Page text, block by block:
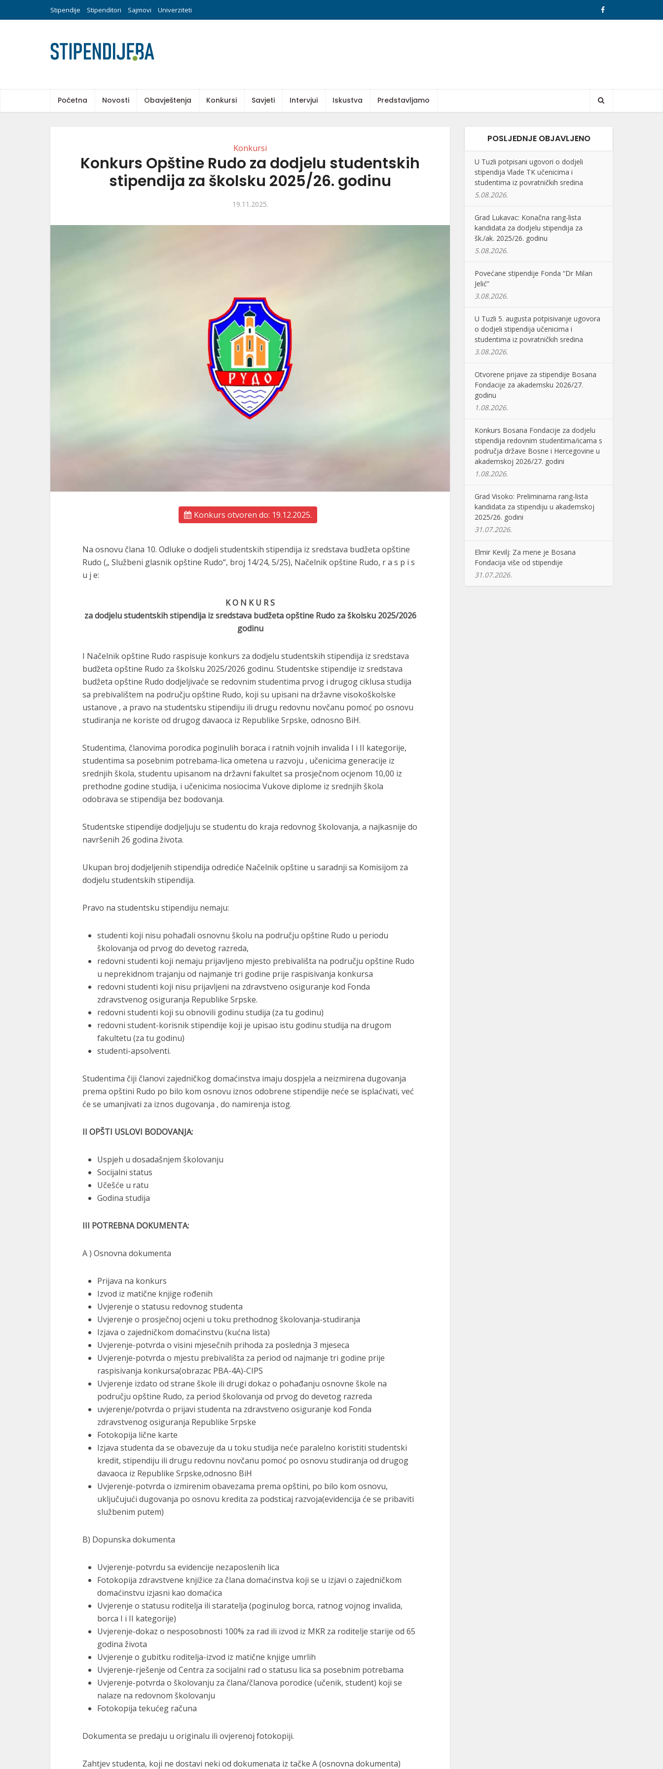
Stipendije Stipenditori Sajmovi Univerziteti
Početna Novosti Obavještenja Konkursi Savjeti Intervjui Iskustva Predstavljamo
Konkursi
Konkurs Opštine Rudo za dodjelu studentskih
stipendija za školsku 2025/26. godinu
19.11.2025.
Konkurs otvoren do: 19.12.2025.
Na osnovu člana 10. Odluke o dodjeli studentskih stipendija iz sredstava budžeta opštine
Rudo („ Službeni glasnik opštine Rudo“, broj 14/24, 5/25), Načelnik opštine Rudo, r a s p i s
u j e:
K O N K U R S
za dodjelu studentskih stipendija iz sredstava budžeta opštine Rudo za školsku 2025/2026
godinu
I Načelnik opštine Rudo raspisuje konkurs za dodjelu studentskih stipendija iz sredstava
budžeta opštine Rudo za školsku 2025/2026 godinu. Studentske stipendije iz sredstava
budžeta opštine Rudo dodjeljivaće se redovnim studentima prvog i drugog ciklusa studija
sa prebivalištem na području opštine Rudo, koji su upisani na državne visokoškolske
ustanove , a pravo na studentsku stipendiju ili drugu redovnu novčanu pomoć po osnovu
studiranja ne koriste od drugog davaoca iz Republike Srpske, odnosno BiH.
Studentima, članovima porodica poginulih boraca i ratnih vojnih invalida I i II kategorije,
studentima sa posebnim potrebama-lica ometena u razvoju , učenicima generacije iz
srednjih škola, studentu upisanom na državni fakultet sa prosječnom ocjenom 10,00 iz
prethodne godine studija, i učenicima nosiocima Vukove diplome iz srednjih škola
odobrava se stipendija bez bodovanja.
Studentske stipendije dodjeljuju se studentu do kraja redovnog školovanja, a najkasnije do
navršenih 26 godina života.
Ukupan broj dodjeljenih stipendija odrediće Načelnik opštine u saradnji sa Komisijom za
dodjelu studentskih stipendija.
Pravo na studentsku stipendiju nemaju:
studenti koji nisu pohađali osnovnu školu na području opštine Rudo u periodu
školovanja od prvog do devetog razreda,
redovni studenti koji nemaju prijavljeno mjesto prebivališta na području opštine Rudo
u neprekidnom trajanju od najmanje tri godine prije raspisivanja konkursa
redovni studenti koji nisu prijavljeni na zdravstveno osiguranje kod Fonda
zdravstvenog osiguranja Republike Srpske.
redovni studenti koji su obnovili godinu studija (za tu godinu)
redovni student-korisnik stipendije koji je upisao istu godinu studija na drugom
fakultetu (za tu godinu)
studenti-apsolventi.
Studentima čiji članovi zajedničkog domaćinstva imaju dospjela a neizmirena dugovanja
prema opštini Rudo po bilo kom osnovu iznos odobrene stipendije neće se isplaćivati, već
će se umanjivati za iznos dugovanja , do namirenja istog.
II OPŠTI USLOVI BODOVANJA:
Uspjeh u dosadašnjem školovanju
Socijalni status
Učešće u ratu
Godina studija
III POTREBNA DOKUMENTA:
A ) Osnovna dokumenta
Prijava na konkurs
Izvod iz matične knjige rođenih
Uvjerenje o statusu redovnog studenta
Uvjerenje o prosječnoj ocjeni u toku prethodnog školovanja-studiranja
Izjava o zajedničkom domaćinstvu (kućna lista)
Uvjerenje-potvrda o visini mjesečnih prihoda za poslednja 3 mjeseca
Uvjerenje-potvrda o mjestu prebivališta za period od najmanje tri godine prije
raspisivanja konkursa(obrazac PBA-4A)-CIPS
Uvjerenje izdato od strane škole ili drugi dokaz o pohađanju osnovne škole na
području opštine Rudo, za period školovanja od prvog do devetog razreda
uvjerenje/potvrda o prijavi studenta na zdravstveno osiguranje kod Fonda
zdravstvenog osiguranja Republike Srpske
Fotokopija lične karte
Izjava studenta da se obavezuje da u toku studija neće paralelno koristiti studentski
kredit, stipendiju ili drugu redovnu novčanu pomoć po osnovu studiranja od drugog
davaoca iz Republike Srpske,odnosno BiH
Uvjerenje-potvrda o izmirenim obavezama prema opštini, po bilo kom osnovu,
uključujući dugovanja po osnovu kredita za podsticaj razvoja(evidencija će se pribaviti
službenim putem)
B) Dopunska dokumenta
Uvjerenje-potvrdu sa evidencije nezaposlenih lica
Fotokopija zdravstvene knjižice za člana domaćinstva koji se u izjavi o zajedničkom
domaćinstvu izjasni kao domaćica
Uvjerenje o statusu roditelja ili staratelja (poginulog borca, ratnog vojnog invalida,
borca I i II kategorije)
Uvjerenje-dokaz o nesposobnosti 100% za rad ili izvod iz MKR za roditelje starije od 65
godina života
Uvjerenje o gubitku roditelja-izvod iz matične knjige umrlih
Uvjerenje-rješenje od Centra za socijalni rad o statusu lica sa posebnim potrebama
Uvjerenje-potvrda o školovanju za člana/članova porodice (učenik, student) koji se
nalaze na redovnom školovanju
Fotokopija tekućeg računa
Dokumenta se predaju u originalu ili ovjerenoj fotokopiji.
Zahtjev studenta, koji ne dostavi neki od dokumenata iz tačke A (osnovna dokumenta)
POSLJEDNJE OBJAVLJENO
U Tuzli potpisani ugovori o dodjeli
stipendija Vlade TK učenicima i
studentima iz povratničkih sredina
5.08.2026.
Grad Lukavac: Konačna rang-lista
kandidata za dodjelu stipendija za
šk./ak. 2025/26. godinu
5.08.2026.
Povećane stipendije Fonda “Dr Milan
Jelić”
3.08.2026.
U Tuzli 5. augusta potpisivanje ugovora
o dodjeli stipendija učenicima i
studentima iz povratničkih sredina
3.08.2026.
Otvorene prijave za stipendije Bosana
Fondacije za akademsku 2026/27.
godinu
1.08.2026.
Konkurs Bosana Fondacije za dodjelu
stipendija redovnim studentima/icama s
područja države Bosne i Hercegovine u
akademskoj 2026/27. godini
1.08.2026.
Grad Visoko: Preliminarna rang-lista
kandidata za stipendiju u akademskoj
2025/26. godini
31.07.2026.
Elmir Kevilj: Za mene je Bosana
Fondacija više od stipendije
31.07.2026.